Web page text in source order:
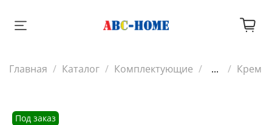
Главная Каталог Комплектующие ... Крем
Под заказ